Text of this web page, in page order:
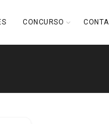
CONCURSO